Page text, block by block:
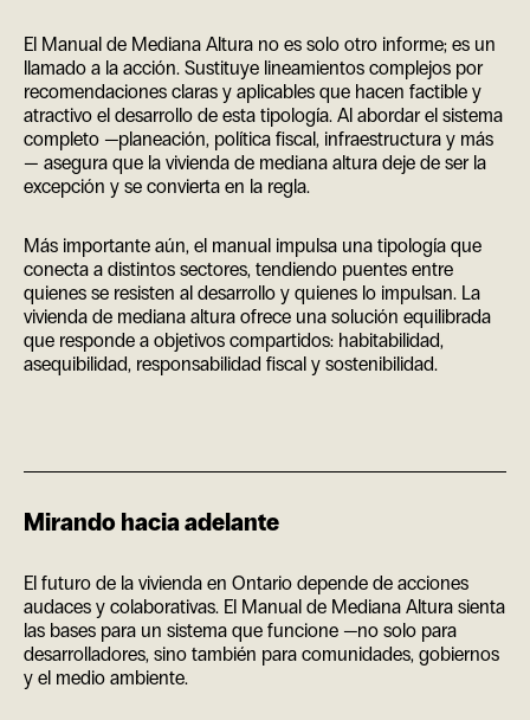
El Manual de Mediana Altura no es solo otro informe; es un
llamado a la acción. Sustituye lineamientos complejos por
recomendaciones claras y aplicables que hacen factible y
atractivo el desarrollo de esta tipología. Al abordar el sistema
completo —planeación, política fiscal, infraestructura y más
— asegura que la vivienda de mediana altura deje de ser la
excepción y se convierta en la regla.
Más importante aún, el manual impulsa una tipología que
conecta a distintos sectores, tendiendo puentes entre
quienes se resisten al desarrollo y quienes lo impulsan. La
vivienda de mediana altura ofrece una solución equilibrada
que responde a objetivos compartidos: habitabilidad,
asequibilidad, responsabilidad fiscal y sostenibilidad.
Mirando hacia adelante
El futuro de la vivienda en Ontario depende de acciones
audaces y colaborativas. El Manual de Mediana Altura sienta
las bases para un sistema que funcione —no solo para
desarrolladores, sino también para comunidades, gobiernos
y el medio ambiente.